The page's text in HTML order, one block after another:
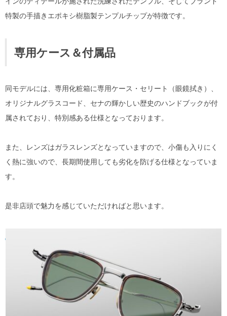
特製の手描きエポキシ樹脂製テンプルチップが特徴です。
専用ケース＆付属品
同モデルには、専用化粧箱に専用ケース・セリート（眼鏡拭き）、
オリジナルグラスコード、セナの輝かしい歴史のハンドブックが付
属されており、特別感ある仕様となっております。
また、レンズはガラスレンズとなっていますので、小傷も入りにく
く熱に強いので、長期間使用しても劣化を防げる仕様となっていま
す。
是非店頭で魅力を感じていただければと思います。